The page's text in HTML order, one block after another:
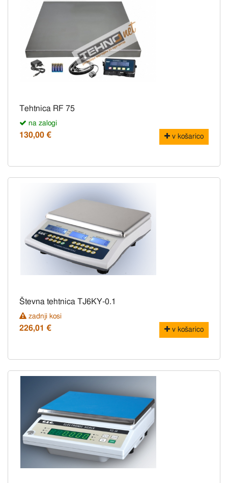
Tehtnica RF 75
na zalogi
130,00 € v košarico
Števna tehtnica TJ6KY-0.1
zadnji kosi
226,01 € v košarico